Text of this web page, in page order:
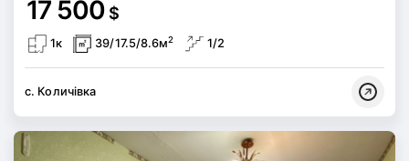
17 500 $
1к 39/17.5/8.6м2 1/2
с. Количівка